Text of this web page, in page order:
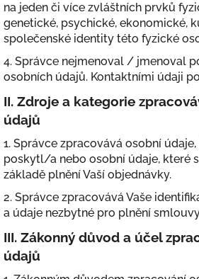
na jeden či více zvláštních prvků
genetické, psychické, ekonomické,
společenské identity této fyzické
4. Správce nejmenoval / jmenoval
osobních údajů. Kontaktními údaji
II. Zdroje a kategorie
údajů
1. Správce zpracovává osobní
poskytl/a nebo osobní údaje, které
základě plnění Vaší objednávky.
2. Správce zpracovává Vaše
a údaje nezbytné pro plnění
III. Zákonný důvod a účel
údajů